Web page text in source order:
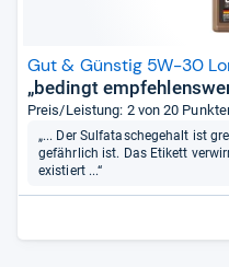
Gut & Günstig 5W-30
„bedingt
Preis/Leistung: 2 von 20
„... Der Sulfataschegehalt ist
gefährlich ist. Das Etikett
existiert ...“